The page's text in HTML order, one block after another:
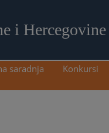
i Hercegovine
saradnja Konkursi